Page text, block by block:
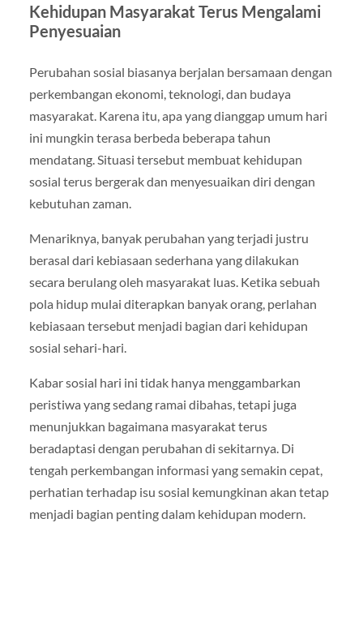
Kehidupan Masyarakat Terus Mengalami
Penyesuaian
Perubahan sosial biasanya berjalan bersamaan dengan
perkembangan ekonomi, teknologi, dan budaya
masyarakat. Karena itu, apa yang dianggap umum hari
ini mungkin terasa berbeda beberapa tahun
mendatang. Situasi tersebut membuat kehidupan
sosial terus bergerak dan menyesuaikan diri dengan
kebutuhan zaman.
Menariknya, banyak perubahan yang terjadi justru
berasal dari kebiasaan sederhana yang dilakukan
secara berulang oleh masyarakat luas. Ketika sebuah
pola hidup mulai diterapkan banyak orang, perlahan
kebiasaan tersebut menjadi bagian dari kehidupan
sosial sehari-hari.
Kabar sosial hari ini tidak hanya menggambarkan
peristiwa yang sedang ramai dibahas, tetapi juga
menunjukkan bagaimana masyarakat terus
beradaptasi dengan perubahan di sekitarnya. Di
tengah perkembangan informasi yang semakin cepat,
perhatian terhadap isu sosial kemungkinan akan tetap
menjadi bagian penting dalam kehidupan modern.